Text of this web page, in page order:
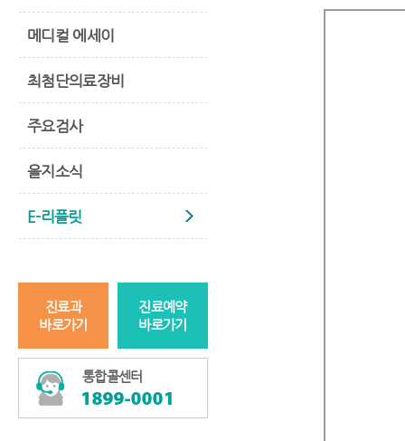
메디컬 에세이
최첨단의료장비
주요검사
을지소식
E-리플릿
진료과
바로가기
진료예약
바로가기
통합콜센터